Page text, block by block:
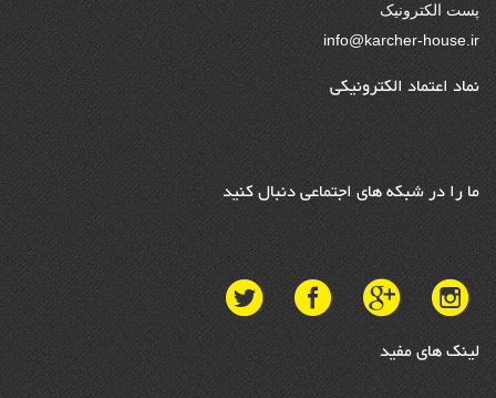
پست الکترونیک
info@karcher-house.ir
نماد اعتماد الکترونیکی
ما را در شبکه های اجتماعی دنبال کنید
لینک های مفید